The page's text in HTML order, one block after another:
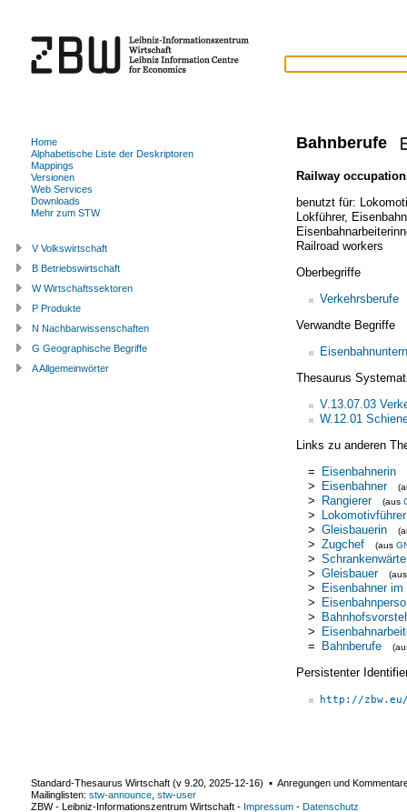
Bahnberufe
Railway
benutzt für:
Lokführer,
Railroad workers
Oberbegriffe
Verkehrsberufe
Verwandte Begriffe
Thesaurus
V.13.07.03
W.12.01
Links zu anderen
= Eisenbahnerin
> Eisenbahner
> Rangierer (aus
> Lokomotivführer
> Gleisbauerin
> Zugchef (aus
>
> Gleisbauer
> Eisenbahner
>
>
>
= Bahnberufe
Persistenter
http://
Home
Alphabetische Liste der Deskriptoren
Mappings
Versionen
Web Services
Downloads
Mehr zum STW
V Volkswirtschaft
B Betriebswirtschaft
W Wirtschaftssektoren
P Produkte
N Nachbarwissenschaften
G Geographische Begriffe
A Allgemeinwörter
Standard-Thesaurus Wirtschaft (v 9.20 2025-12-16) ▪ Anregungen und
Mailinglisten: stw-announce stw-user
ZBW - Leibniz-Informationszentrum Wirtschaft - Impressum - Datenschutz